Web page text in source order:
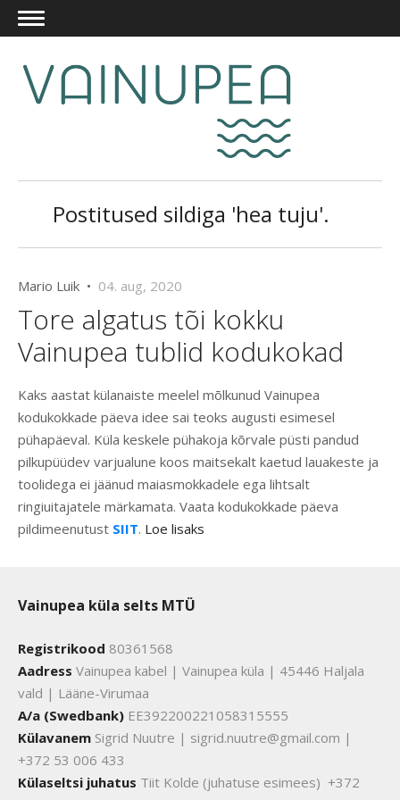
Postitused sildiga 'hea tuju'.
Mario Luik • 04. aug, 2020
Tore algatus tõi kokku
Vainupea tublid kodukokad
Kaks aastat külanaiste meelel mõlkunud Vainupea
kodukokkade päeva idee sai teoks augusti esimesel
pühapäeval. Küla keskele pühakoja kõrvale püsti pandud
pilkupüüdev varjualune koos maitsekalt kaetud lauakeste ja
toolidega ei jäänud maiasmokkadele ega lihtsalt
ringiuitajatele märkamata. Vaata kodukokkade päeva
pildimeenutust SIIT. Loe lisaks
Vainupea küla selts MTÜ
Registrikood 80361568
Aadress Vainupea kabel | Vainupea küla | 45446 Haljala
vald | Lääne-Virumaa
A/a (Swedbank) EE392200221058315555
Külavanem Sigrid Nuutre | sigrid.nuutre@gmail.com |
+372 53 006 433
Külaseltsi juhatus Tiit Kolde (juhatuse esimees) +372